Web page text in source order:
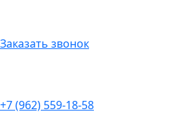
Заказать звонок
+7 (962) 559-18-58